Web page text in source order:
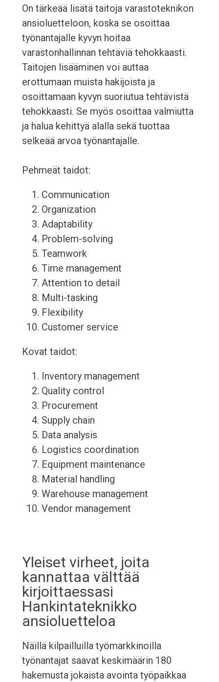
On tärkeää lisätä taitoja varastoteknikon
ansioluetteloon, koska se osoittaa
työnantajalle kyvyn hoitaa
varastonhallinnan tehtäviä tehokkaasti.
Taitojen lisääminen voi auttaa
erottumaan muista hakijoista ja
osoittamaan kyvyn suoriutua tehtävistä
tehokkaasti. Se myös osoittaa valmiutta
ja halua kehittyä alalla sekä tuottaa
selkeää arvoa työnantajalle.
Pehmeät taidot:
Communication
Organization
Adaptability
Problem-solving
Teamwork
Time management
Attention to detail
Multi-tasking
Flexibility
Customer service
Kovat taidot:
Inventory management
Quality control
Procurement
Supply chain
Data analysis
Logistics coordination
Equipment maintenance
Material handling
Warehouse management
Vendor management
Yleiset virheet, joita
kannattaa välttää
kirjoittaessasi
Hankintateknikko
ansioluetteloa
Näillä kilpailluilla työmarkkinoilla
työnantajat saavat keskimäärin 180
hakemusta jokaista avointa työpaikkaa